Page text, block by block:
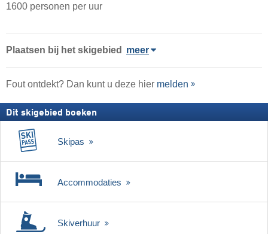
1600 personen per uur
Plaatsen bij het skigebied meer
Fout ontdekt? Dan kunt u deze hier melden
Dit skigebied boeken
Skipas
Accommodaties
Skiverhuur